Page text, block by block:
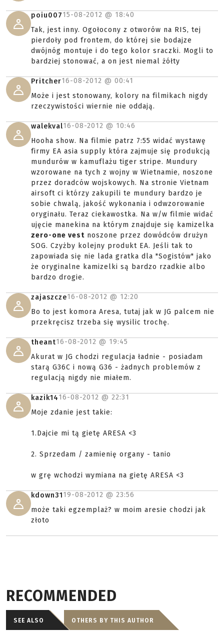
poiu00715-08-2012 @ 18:40
Tak, jest inny. Ogołocony z otworów na RIS, tej
pierdoły pod frontem, do której sie bodajze
dwójnóg montuje i do tego kolor sraczki. Mogli to
bardziej stonować, a on jest niemal żółty
Pritcher16-08-2012 @ 00:41
Może i jest stonowany, kolory na filmikach nigdy
rzeczywistości wiernie nie oddają.
walekval16-08-2012 @ 10:46
Hooha show. Na filmie patrz 7:55 widać wystawę
firmy EA asia supply która zajmuje się produkcją
mundurów w kamuflażu tiger stripe. Mundury
wzorowane na tych z wojny w Wietnamie, noszone
przez doradców wojskowych. Na stronie Vietnam
airsoft ci którzy zakupili te mundury bardzo je
sobie chwalą, jakość wykonania i odwzorowanie
oryginału. Teraz ciekawostka. Na w/w filmie widać
ujęcie manekina na którym znajduje się kamizelka
zero-one vest noszone przez dowódców drużyn
SOG. Czyżby kolejny produkt EA. Jeśli tak to
zapowiada się nie lada gratka dla "Sogistów" jako
że oryginalne kamizelki są bardzo rzadkie albo
bardzo drogie.
zajaszcze16-08-2012 @ 12:20
Bo to jest komora Aresa, tutaj jak w JG palcem nie
przekręcisz trzeba się wysilic trochę.
theant16-08-2012 @ 19:45
Akurat w JG chodzi regulacja ładnie - posiadam
starą G36C i nową G36 - żadnych problemów z
regulacją nigdy nie miałem.
kazik1416-08-2012 @ 22:31
Moje zdanie jest takie:
1.Dajcie mi tą gietę ARESA <3
2. Sprzedam / zamienię organy - tanio
w grę wchodzi wymiana na gietę ARESA <3
kdown3119-08-2012 @ 23:56
może taki egzemplaż? w moim aresie chodzi jak
złoto
RECOMMENDED
SEE ALSO OTHERS BY THIS AUTHOR